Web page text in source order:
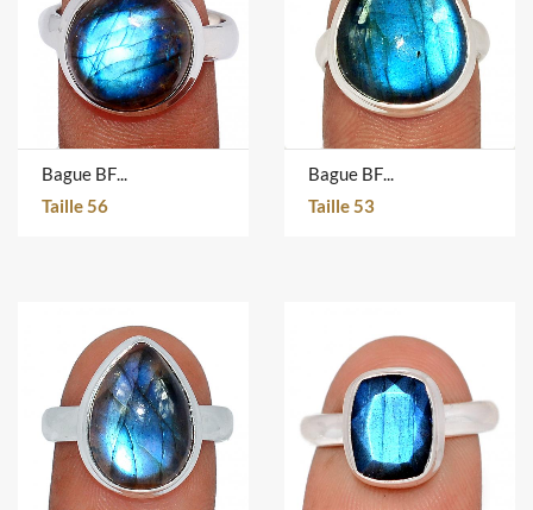
Bague BFLR4728
Taille 56
Bague BFLR335
Taille 53